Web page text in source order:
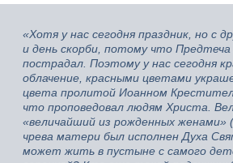
«Хотя у нас сегодня праздник, но с
и день скорби, потому что Предтеча
пострадал. Поэтому у нас сегодня
облачение, красными цветами
цвета пролитой Иоанном
что проповедовал людям Христа.
«величайший из рожденных
чрева матери был исполнен Духа
может жить в пустыне с самого